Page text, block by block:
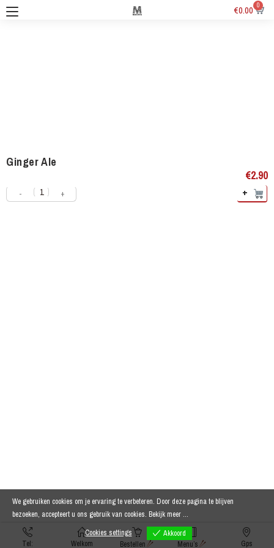
€0.00 0
Ginger Ale
€2.90
- + +
Tel: Welkom Bestellen Menu’s Gps
We gebruiken cookies om je ervaring te verbeteren. Door deze pagina te blijven
bezoeken, accepteert u ons gebruik van cookies. Bekijk meer ...
Cookies settings
Akkoord